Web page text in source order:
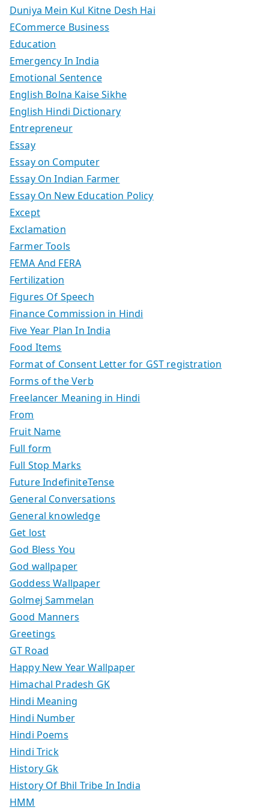
Duniya Mein Kul Kitne Desh Hai
ECommerce Business
Education
Emergency In India
Emotional Sentence
English Bolna Kaise Sikhe
English Hindi Dictionary
Entrepreneur
Essay
Essay on Computer
Essay On Indian Farmer
Essay On New Education Policy
Except
Exclamation
Farmer Tools
FEMA And FERA
Fertilization
Figures Of Speech
Finance Commission in Hindi
Five Year Plan In India
Food Items
Format of Consent Letter for GST registration
Forms of the Verb
Freelancer Meaning in Hindi
From
Fruit Name
Full form
Full Stop Marks
Future IndefiniteTense
General Conversations
General knowledge
Get lost
God Bless You
God wallpaper
Goddess Wallpaper
Golmej Sammelan
Good Manners
Greetings
GT Road
Happy New Year Wallpaper
Himachal Pradesh GK
Hindi Meaning
Hindi Number
Hindi Poems
Hindi Trick
History Gk
History Of Bhil Tribe In India
HMM